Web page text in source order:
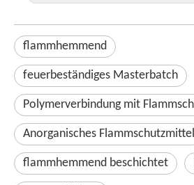
flammhemmend
feuerbeständiges Masterbatch
Polymerverbindung mit
Anorganisches Flammschutzmittel
flammhemmend beschichtet